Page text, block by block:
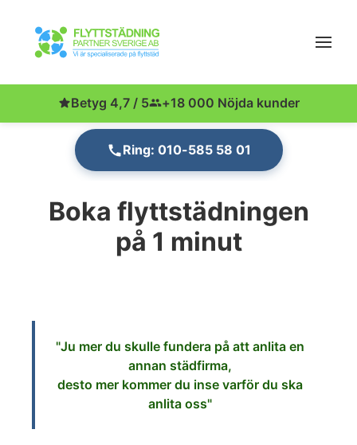
Betyg 4,7 / 5 +18 000 Nöjda kunder
Ring: 010-585 58 01
Boka flyttstädningen
på 1 minut
"Ju mer du skulle fundera på att anlita en
annan städfirma,
desto mer kommer du inse varför du ska
anlita oss"